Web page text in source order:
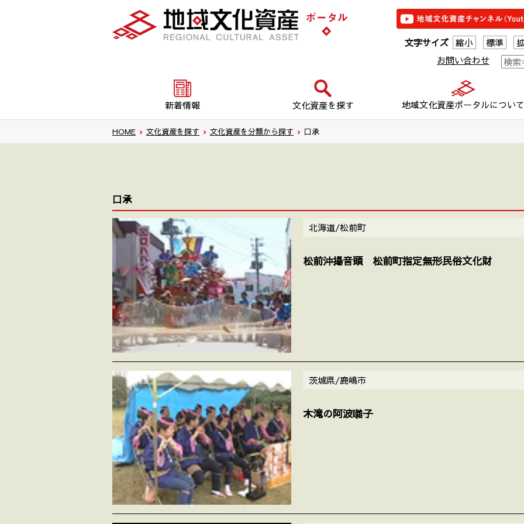
文字サイズ 縮小 標準
お問い合わせ
新着情報 文化資産を探す 地域文化資産ポータルについて
HOME › 文化資産を探す › 文化資産を分類から探す › 口承
口承
北海道/松前町
松前沖揚音頭 松前町指定無形民俗文化財
茨城県/鹿嶋市
木滝の阿波囃子